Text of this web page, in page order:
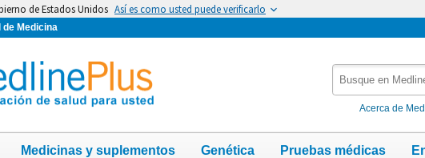
de Estados Unidos Así es como usted puede verificarlo
de Medicina
MedlinePlus
Acerca de
Medicinas y suplementos Genética Pruebas médicas